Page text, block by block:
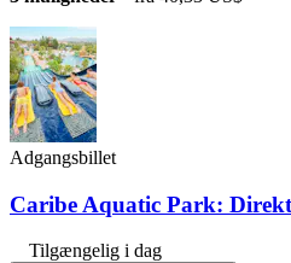
Adgangsbillet
Caribe Aquatic Park:
Tilgængelig i dag